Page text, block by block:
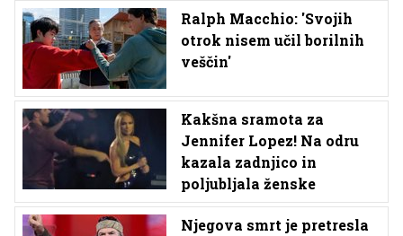
Ralph Macchio: 'Svojih
otrok nisem učil borilnih
veščin'
Kakšna sramota za
Jennifer Lopez! Na odru
kazala zadnjico in
poljubljala ženske
Njegova smrt je pretresla